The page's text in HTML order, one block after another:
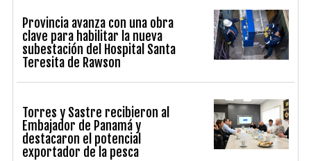
Provincia avanza con una obra
clave para habilitar la nueva
subestación del Hospital Santa
Teresita de Rawson
Torres y Sastre recibieron al
Embajador de Panamá y
destacaron el potencial
exportador de la pesca